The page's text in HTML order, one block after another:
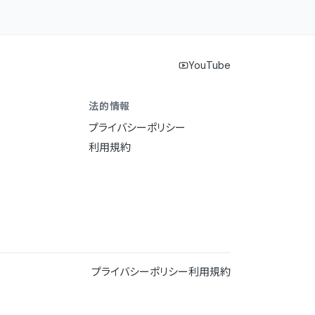
YouTube
法的情報
プライバシーポリシー
利用規約
プライバシーポリシー利用規約